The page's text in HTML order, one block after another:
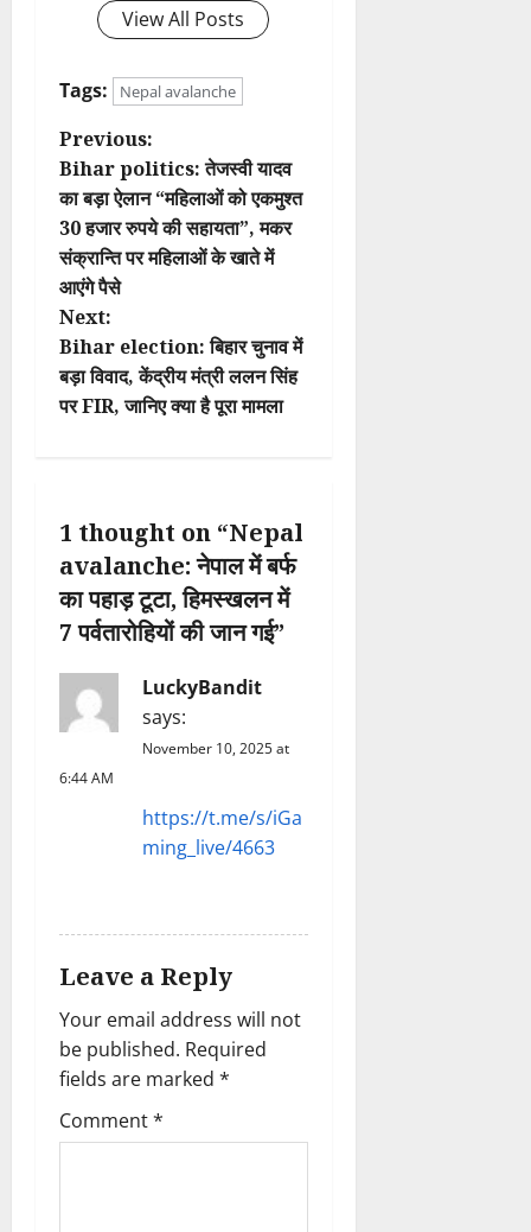
View All Posts
Tags: Nepal avalanche
P
o
s
t
n
a
g
a
t
o
n
Previous:
Bihar politics: तेजस्वी यादव
का बड़ा ऐलान “महिलाओं को एकमुश्त
30 हजार रुपये की सहायता”, मकर
संक्रान्ति पर महिलाओं के खाते में
आएंगे पैसे
Next:
Bihar election: बिहार चुनाव में
बड़ा विवाद, केंद्रीय मंत्री ललन सिंह
पर FIR, जानिए क्या है पूरा मामला
1 thought on “Nepal
avalanche: नेपाल में बर्फ
का पहाड़ टूटा, हिमस्खलन में
7 पर्वतारोहियों की जान गई”
LuckyBandit
says:
November 10, 2025 at
6:44 AM
https://t.me/s/iGa
ming_live/4663
Leave a Reply
Your email address will not
be published. Required
fields are marked *
Comment*